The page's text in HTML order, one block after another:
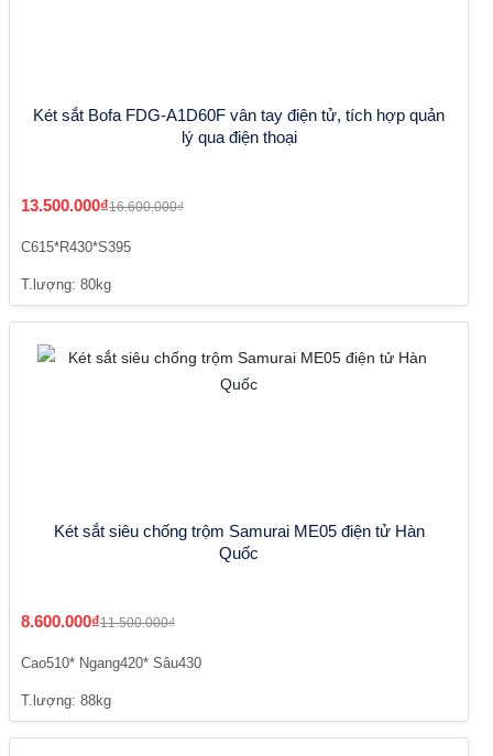
Két sắt Bofa FDG-A1D60F vân tay điện tử, tích hợp quản
lý qua điện thoại
13.500.000₫16.600.000₫
C615*R430*S395
T.lượng: 80kg
Két sắt siêu chống trộm Samurai ME05 điện tử Hàn
Quốc
8.600.000₫11.500.000₫
Cao510* Ngang420* Sâu430
T.lượng: 88kg